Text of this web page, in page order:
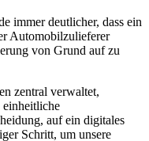
immer deutlicher, dass ein
Automobilzulieferer
von Grund auf zu
zentral verwaltet,
einheitliche
auf ein digitales
Schritt, um unsere